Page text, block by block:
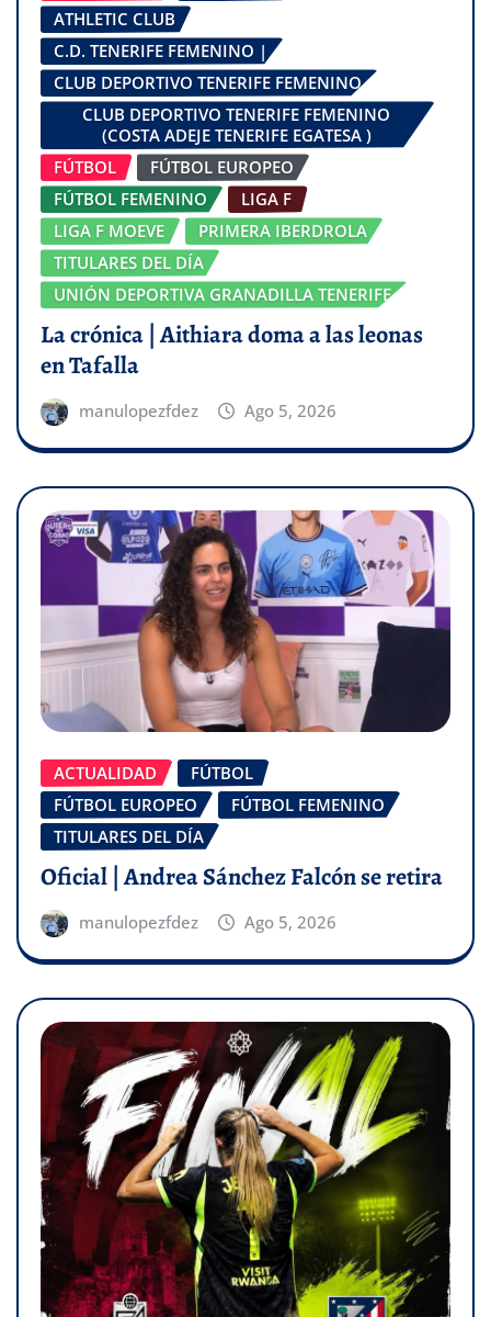
ATHLETIC CLUB
C.D. TENERIFE FEMENINO |
CLUB DEPORTIVO TENERIFE FEMENINO
CLUB DEPORTIVO TENERIFE FEMENINO
(COSTA ADEJE TENERIFE EGATESA )
FÚTBOL
FÚTBOL EUROPEO
FÚTBOL FEMENINO
LIGA F
LIGA F MOEVE
PRIMERA IBERDROLA
TITULARES DEL DÍA
UNIÓN DEPORTIVA GRANADILLA TENERIFE
La crónica | Aithiara doma a las leonas
en Tafalla
manulopezfdez Ago 5, 2026
ACTUALIDAD
FÚTBOL
FÚTBOL EUROPEO
FÚTBOL FEMENINO
TITULARES DEL DÍA
Oficial | Andrea Sánchez Falcón se retira
manulopezfdez Ago 5, 2026